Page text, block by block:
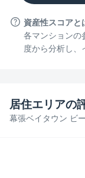
資産性スコアと
各マンションの
度から分析し、
幕張ベイタウン ビ
居住エリアの